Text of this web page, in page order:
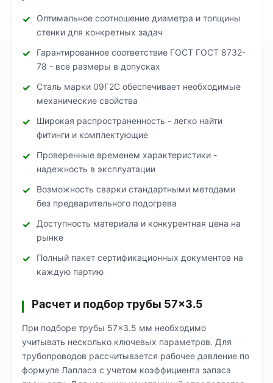
Оптимальное соотношение диаметра и толщины
стенки для конкретных задач
Гарантированное соответствие ГОСТ ГОСТ 8732-
78 - все размеры в допусках
Сталь марки 09Г2С обеспечивает необходимые
механические свойства
Широкая распространенность - легко найти
фитинги и комплектующие
Проверенные временем характеристики -
надежность в эксплуатации
Возможность сварки стандартными методами
без предварительного подогрева
Доступность материала и конкурентная цена на
рынке
Полный пакет сертификационных документов на
каждую партию
Расчет и подбор трубы 57×3.5
При подборе трубы 57×3.5 мм необходимо
учитывать несколько ключевых параметров. Для
трубопроводов рассчитывается рабочее давление по
формуле Лапласа с учетом коэффициента запаса